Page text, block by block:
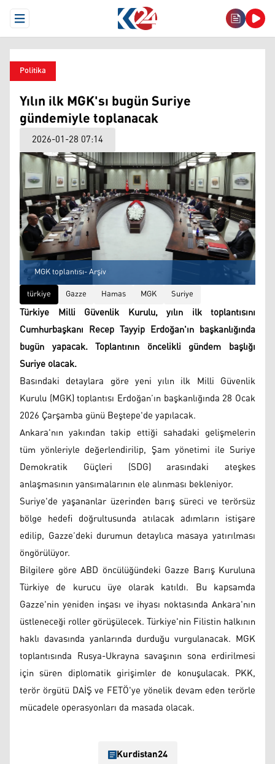
Open Menu
Politika
Yılın ilk MGK'sı bugün Suriye
gündemiyle toplanacak
2026-01-28 07:14
MGK toplantısı- Arşiv
türkiye
Gazze Hamas MGK Suriye
Türkiye Milli Güvenlik Kurulu, yılın ilk toplantısını
Cumhurbaşkanı Recep Tayyip Erdoğan'ın başkanlığında
bugün yapacak. Toplantının öncelikli gündem başlığı
Suriye olacak.
Basındaki detaylara göre yeni yılın ilk Milli Güvenlik
Kurulu (MGK) toplantısı Erdoğan’ın başkanlığında 28 Ocak
2026 Çarşamba günü Beştepe'de yapılacak.
Ankara'nın yakından takip ettiği sahadaki gelişmelerin
tüm yönleriyle değerlendirilip, Şam yönetimi ile Suriye
Demokratik Güçleri (SDG) arasındaki ateşkes
anlaşmasının yansımalarının ele alınması bekleniyor.
Suriye'de yaşananlar üzerinden barış süreci ve terörsüz
bölge hedefi doğrultusunda atılacak adımların istişare
edilip, Gazze’deki durumun detaylıca masaya yatırılması
öngörülüyor.
Bilgilere göre ABD öncülüğündeki Gazze Barış Kuruluna
Türkiye de kurucu üye olarak katıldı. Bu kapsamda
Gazze'nin yeniden inşası ve ihyası noktasında Ankara'nın
üstleneceği roller görüşülecek. Türkiye'nin Filistin halkının
haklı davasında yanlarında durduğu vurgulanacak. MGK
toplantısında Rusya-Ukrayna savaşının sona erdirilmesi
için süren diplomatik girişimler de konuşulacak. PKK,
terör örgütü DAİŞ ve FETÖ'ye yönelik devam eden terörle
mücadele operasyonları da masada olacak.
Kurdistan24